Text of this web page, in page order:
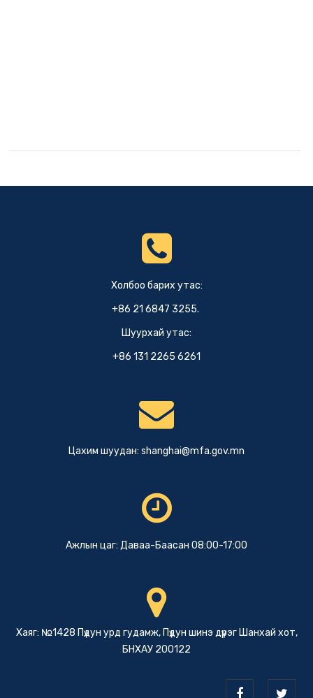
Холбоо барих утас:
+86 21 6847 3255.
Шуурхай утас:
+86 131 2265 6261
Цахим шуудан: shanghai@mfa.gov.mn
Ажлын цаг: Даваа-Баасан 08:00-17:00
Хаяг: №1428 Пүдун урд гудамж, Пүдун шинэ дүүрэг Шанхай хот,
БНХАУ 200122